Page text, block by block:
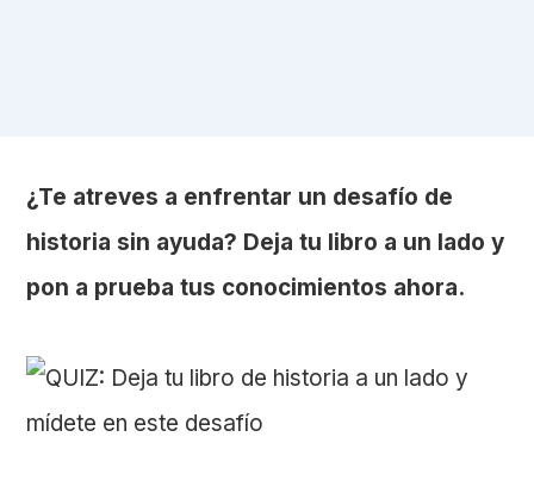
¿Te atreves a enfrentar un desafío de
historia sin ayuda? Deja tu libro a un lado y
pon a prueba tus conocimientos ahora.